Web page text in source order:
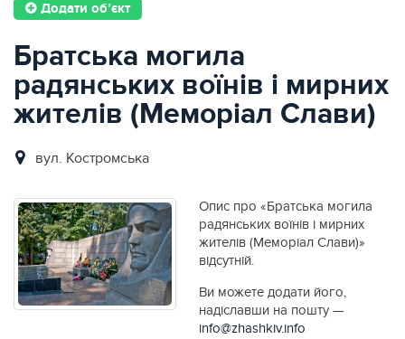
Додати об’єкт
Братська могила
радянських воїнів і мирних
жителів (Меморіал Слави)
вул. Костромська
Опис про «Братська могила
радянських воїнів і мирних
жителів (Меморіал Слави)»
відсутній.
Ви можете додати його,
надіславши на пошту —
info@zhashkiv.info